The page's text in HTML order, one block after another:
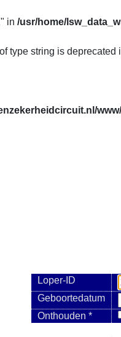
in /usr/home/
type string is deprecated
Loper-ID
Geboortedatum
Onthouden *